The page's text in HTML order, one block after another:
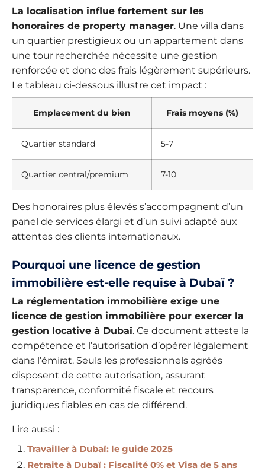
La localisation influe fortement sur les
honoraires de property manager. Une villa dans
un quartier prestigieux ou un appartement dans
une tour recherchée nécessite une gestion
renforcée et donc des frais légèrement supérieurs.
Le tableau ci-dessous illustre cet impact :
Emplacement du bien Frais moyens (%)
Quartier standard 5-7
Quartier central/premium 7-10
Des honoraires plus élevés s’accompagnent d’un
panel de services élargi et d’un suivi adapté aux
attentes des clients internationaux.
Pourquoi une licence de gestion
immobilière est-elle requise à Dubaï ?
La réglementation immobilière exige une
licence de gestion immobilière pour exercer la
gestion locative à Dubaï. Ce document atteste la
compétence et l’autorisation d’opérer légalement
dans l’émirat. Seuls les professionnels agréés
disposent de cette autorisation, assurant
transparence, conformité fiscale et recours
juridiques fiables en cas de différend.
Lire aussi :
Travailler à Dubaï: le guide 2025
Retraite à Dubaï : Fiscalité 0% et Visa de 5 ans